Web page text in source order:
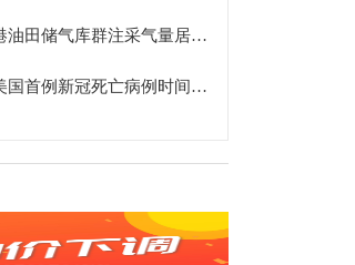
天津大港油田储气库群注采气量居全国首位
美媒：美国首例新冠死亡病例时间提前